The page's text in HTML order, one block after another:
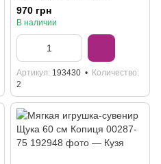
магнитным креплением на
плечо
970 грн
В наличии
Артикул 193430
Количество
2